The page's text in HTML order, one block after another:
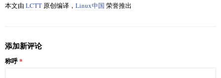
本文由 LCTT 原创编译， Linux中国 荣誉推出
添加新评论
称呼